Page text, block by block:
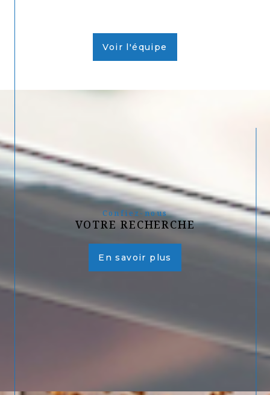
Voir l'équipe
Confiez-nous
VOTRE RECHERCHE
En savoir plus